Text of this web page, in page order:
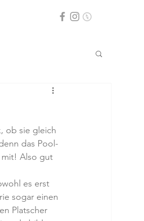
ob sie gleich
das Pool-
mit! Also gut
es erst
sogar einen
Platscher